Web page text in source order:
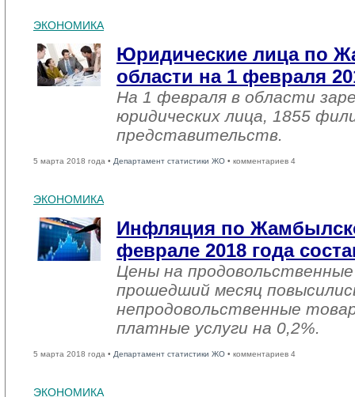
ЭКОНОМИКА
Юридические лица по
области на 1 февраля
На 1 февраля в области
юридических лица, 1855
представительств.
5 марта 2018 года • Департамент статистики ЖО • комментариев 4
ЭКОНОМИКА
Инфляция по
феврале 2018 года
Цены на
прошедший месяц
непродовольственные
платные услуги на 0,2%.
5 марта 2018 года • Департамент статистики ЖО • комментариев 4
ЭКОНОМИКА